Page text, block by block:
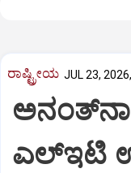
ರಾಷ್ಟ್ರೀಯ JUL 23,
ಎಲ್‌ಇಟಿ